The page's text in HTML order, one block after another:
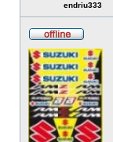
endriu333